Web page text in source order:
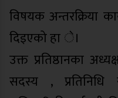
विषयक अन्तरक्रिया
दिइएको हा े।
उक्त प्रतिष्ठानका
सदस्य ,